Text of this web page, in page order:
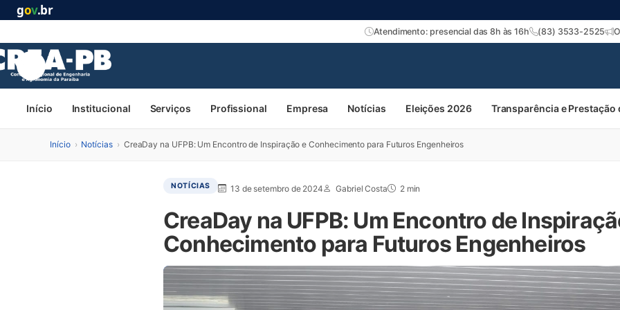
gov.br
Atendimento: presencial das 8h às 16h (83) 3533-2525
Início Institucional Serviços Profissional Empresa Notícias Eleições 2026 Transparência e Prestação
Início › Notícias › CreaDay na UFPB: Um Encontro de Inspiração e Conhecimento para Futuros Engenheiros
NOTÍCIAS 13 de setembro de 2024 Gabriel Costa 2 min
CreaDay na UFPB: Um Encontro de
Conhecimento para Futuros Engenheiros